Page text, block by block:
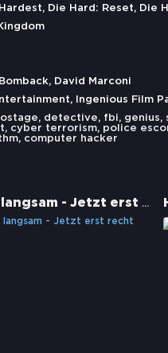
Die Hard: Reset, Die
David Marconi
Ingenious Film
, detective, fbi, genius,
, cyber terrorism, police
, computer hacker
Stirb langsam - Jetzt erst recht